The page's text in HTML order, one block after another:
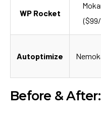
WP Rocket
Autoptimize
Before &